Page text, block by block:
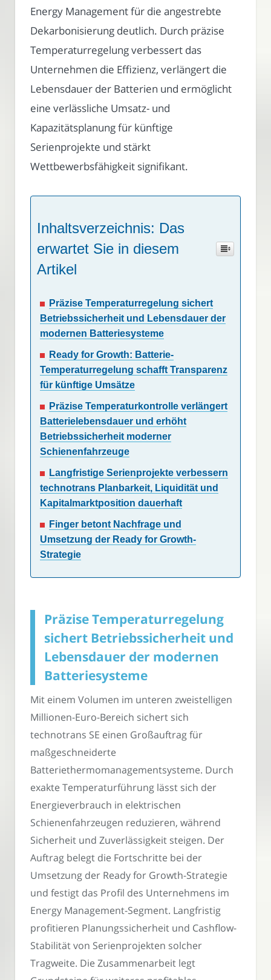
Energy Management für die angestrebte
Dekarbonisierung deutlich. Durch präzise
Temperaturregelung verbessert das
Unternehmen die Effizienz, verlängert die
Lebensdauer der Batterien und ermöglicht
eine verlässliche Umsatz- und
Kapazitätsplanung für künftige
Serienprojekte und stärkt
Wettbewerbsfähigkeit signifikant.
Inhaltsverzeichnis: Das
erwartet Sie in diesem
Artikel
Präzise Temperaturregelung sichert
Betriebssicherheit und Lebensdauer der
modernen Batteriesysteme
Ready for Growth: Batterie-
Temperaturregelung schafft Transparenz
für künftige Umsätze
Präzise Temperaturkontrolle verlängert
Batterielebensdauer und erhöht
Betriebssicherheit moderner
Schienenfahrzeuge
Langfristige Serienprojekte verbessern
technotrans Planbarkeit, Liquidität und
Kapitalmarktposition dauerhaft
Finger betont Nachfrage und
Umsetzung der Ready for Growth-
Strategie
Präzise Temperaturregelung
sichert Betriebssicherheit und
Lebensdauer der modernen
Batteriesysteme
Mit einem Volumen im unteren zweistelligen
Millionen-Euro-Bereich sichert sich
technotrans SE einen Großauftrag für
maßgeschneiderte
Batteriethermomanagementsysteme. Durch
exakte Temperaturführung lässt sich der
Energieverbrauch in elektrischen
Schienenfahrzeugen reduzieren, während
Sicherheit und Zuverlässigkeit steigen. Der
Auftrag belegt die Fortschritte bei der
Umsetzung der Ready for Growth-Strategie
und festigt das Profil des Unternehmens im
Energy Management-Segment. Langfristig
profitieren Planungssicherheit und Cashflow-
Stabilität von Serienprojekten solcher
Tragweite. Die Zusammenarbeit legt